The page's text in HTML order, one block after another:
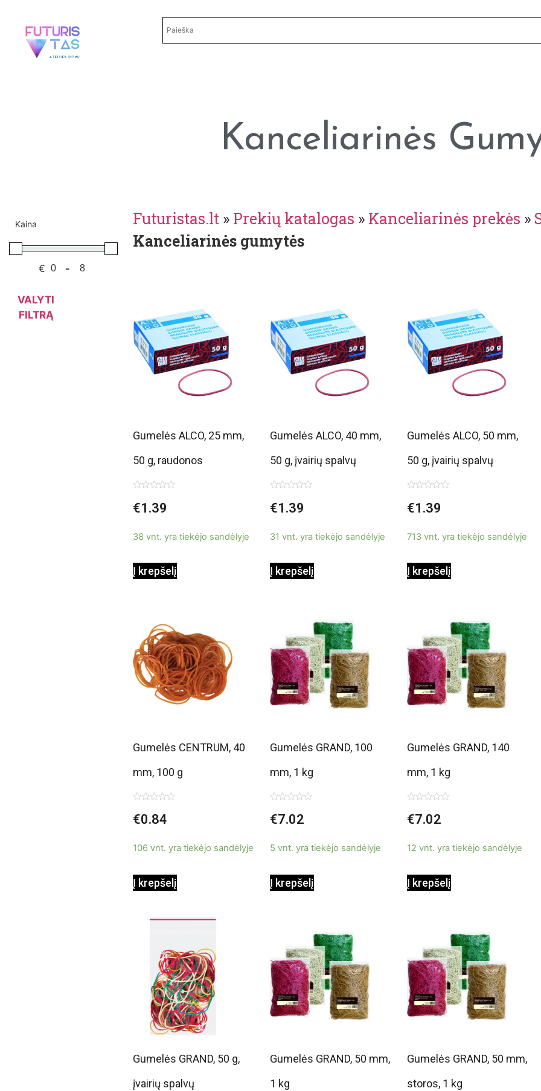
Kanceliarinės
Kaina
€ -
VALYTI
FILTRĄ
Futuristas.lt » Prekių katalogas » Kanceliarinės prekės »
Kanceliarinės gumytės
Gumelės ALCO, 25 mm,
50 g, raudonos
0
iš
€1.39
38 vnt. yra tiekėjo sandėlyje
Į krepšelį
Gumelės ALCO, 40 mm,
50 g, įvairių spalvų
0
iš
€1.39
31 vnt. yra tiekėjo sandėlyje
Į krepšelį
Gumelės ALCO, 50 mm,
50 g, įvairių spalvų
0
iš
€1.39
713 vnt. yra tiekėjo sandėlyje
Į krepšelį
Gumelės CENTRUM, 40
mm, 100 g
0
iš
€0.84
106 vnt. yra tiekėjo sandėlyje
Į krepšelį
Gumelės GRAND, 100
mm, 1 kg
0
iš
€7.02
5 vnt. yra tiekėjo sandėlyje
Į krepšelį
Gumelės GRAND, 140
mm, 1 kg
0
iš
€7.02
12 vnt. yra tiekėjo sandėlyje
Į krepšelį
Gumelės GRAND, 50 g,
įvairių spalvų
Gumelės GRAND, 50 mm,
1 kg
Gumelės GRAND, 50 mm,
storos, 1 kg